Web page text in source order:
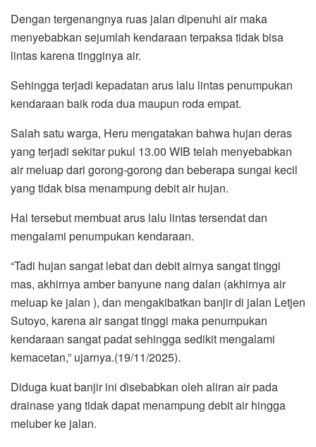
Dengan tergenangnya ruas jalan dipenuhi air maka
menyebabkan sejumlah kendaraan terpaksa tidak bisa
lintas karena tingginya air.
Sehingga terjadi kepadatan arus lalu lintas penumpukan
kendaraan baik roda dua maupun roda empat.
Salah satu warga, Heru mengatakan bahwa hujan deras
yang terjadi sekitar pukul 13.00 WIB telah menyebabkan
air meluap dari gorong-gorong dan beberapa sungai kecil
yang tidak bisa menampung debit air hujan.
Hal tersebut membuat arus lalu lintas tersendat dan
mengalami penumpukan kendaraan.
“Tadi hujan sangat lebat dan debit airnya sangat tinggi
mas, akhirnya amber banyune nang dalan (akhirnya air
meluap ke jalan ), dan mengakibatkan banjir di jalan Letjen
Sutoyo, karena air sangat tinggi maka penumpukan
kendaraan sangat padat sehingga sedikit mengalami
kemacetan,” ujarnya.(19/11/2025).
Diduga kuat banjir ini disebabkan oleh aliran air pada
drainase yang tidak dapat menampung debit air hingga
meluber ke jalan.